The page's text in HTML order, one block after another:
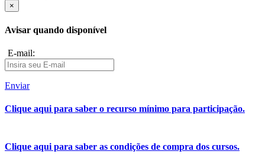
×
Avisar quando disponível
E-mail:
Enviar
Clique aqui para saber o recurso mínimo para participação.
Clique aqui para saber as condições de compra dos cursos.